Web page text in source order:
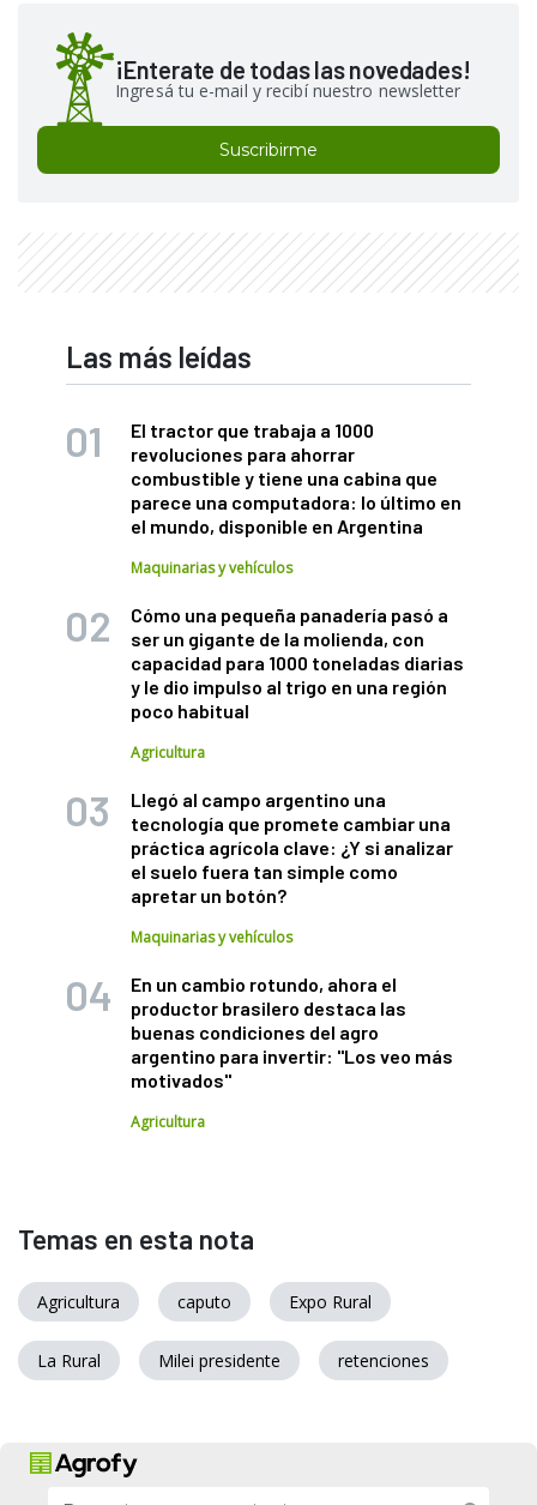
¡Enterate de todas las novedades!
Ingresá tu e-mail y recibí nuestro newsletter
Suscribirme
Las más leídas
El tractor que trabaja a 1000
revoluciones para ahorrar
combustible y tiene una cabina que
parece una computadora: lo último en
el mundo, disponible en Argentina
Maquinarias y vehículos
Cómo una pequeña panadería pasó a
ser un gigante de la molienda, con
capacidad para 1000 toneladas diarias
y le dio impulso al trigo en una región
poco habitual
Agricultura
Llegó al campo argentino una
tecnología que promete cambiar una
práctica agrícola clave: ¿Y si analizar
el suelo fuera tan simple como
apretar un botón?
Maquinarias y vehículos
En un cambio rotundo, ahora el
productor brasilero destaca las
buenas condiciones del agro
argentino para invertir: "Los veo más
motivados"
Agricultura
Temas en esta nota
Agricultura caputo Expo Rural
La Rural Milei presidente retenciones